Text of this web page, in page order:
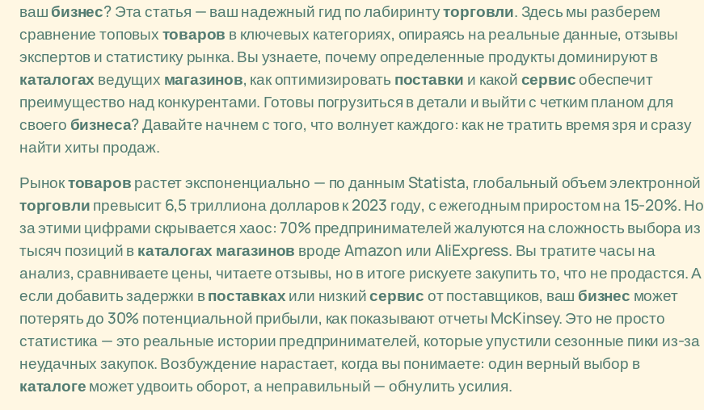
вашбизнес? Эта статья — ваш надежный гид по лабиринтуторговли. Здесь мы разберем
сравнение топовыхтоваров в ключевых категориях, опираясь на реальные данные, отзывы
экспертов и статистику рынка. Вы узнаете, почему определенные продукты доминируют в
каталогах ведущих магазинов, как оптимизировать поставки и какойсервисобеспечит
преимущество над конкурентами. Готовы погрузиться в детали и выйти с четким планом для
своего бизнеса? Давайте начнем с того, что волнует каждого: как не тратить время зря и сразу
найти хиты продаж.
Рыноктовароврастет экспоненциально — по данным Statista, глобальный объем электронной
торговлипревысит 6,5 триллиона долларов к 2023 году, с ежегодным приростом на 15-20%. Но
за этими цифрами скрывается хаос: 70% предпринимателей жалуются на сложность выбора из
тысяч позиций вкаталогах магазинов вроде Amazon или AliExpress. Вы тратите часы на
анализ, сравниваете цены, читаете отзывы, но в итоге рискуете закупить то, что не продастся. А
если добавить задержки впоставкахили низкийсервисот поставщиков, ваш бизнес может
потерять до 30% потенциальной прибыли, как показывают отчеты McKinsey. Это не просто
статистика — это реальные истории предпринимателей, которые упустили сезонные пики из-за
неудачных закупок. Возбуждение нарастает, когда вы понимаете: один верный выбор в
каталогеможет удвоить оборот, а неправильный — обнулить усилия.